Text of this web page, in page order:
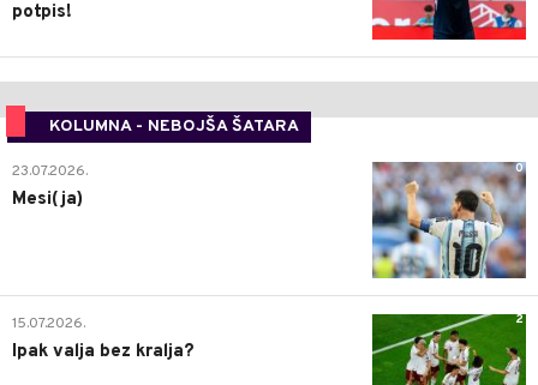
potpis!
KOLUMNA - NEBOJŠA ŠATARA
0
23.07.2026.
Mesi(ja)
2
15.07.2026.
Ipak valja bez kralja?